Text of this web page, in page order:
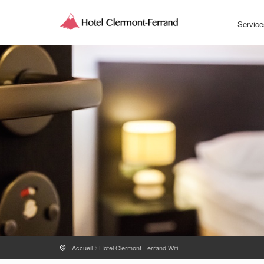
Accueil Hotel Clermont Ferrand Wifi